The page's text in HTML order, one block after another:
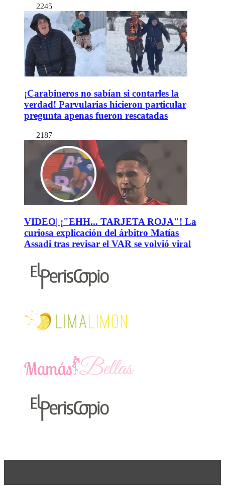
2245
¡Carabineros no sabían si contarles la
verdad! Parvularias hicieron particular
pregunta apenas fueron rescatadas
2187
VIDEO| ¡"EHH... TARJETA ROJA"! La
curiosa explicación del árbitro Matías
Assadi tras revisar el VAR se volvió viral